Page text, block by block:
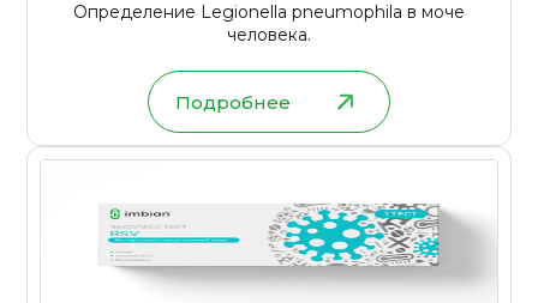
Определение Legionella pneumophila в моче
человека.
Подробнее